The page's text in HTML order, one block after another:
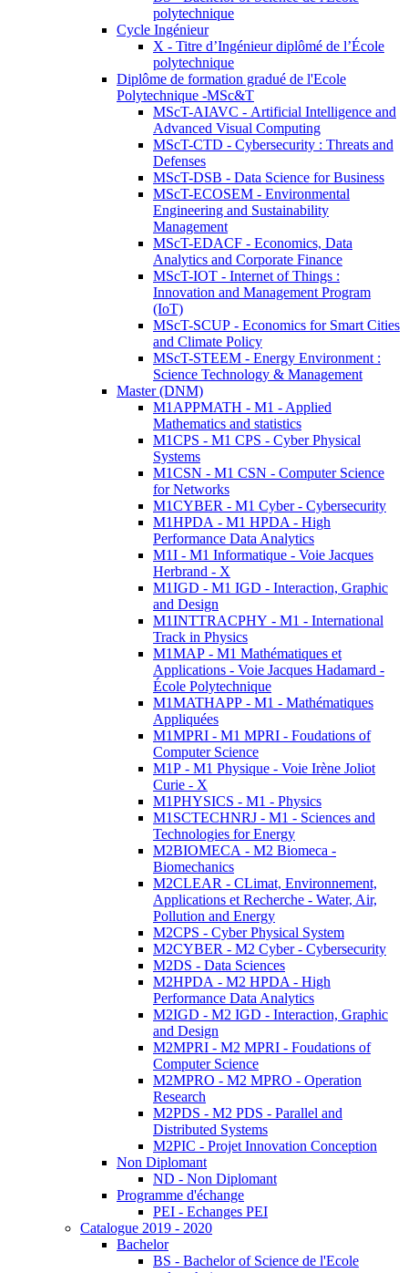
polytechnique
Cycle Ingénieur
X - Titre d’Ingénieur diplômé de l’École
polytechnique
Diplôme de formation gradué de l'Ecole
Polytechnique -MSc&T
MScT-AIAVC - Artificial Intelligence and
Advanced Visual Computing
MScT-CTD - Cybersecurity : Threats and
Defenses
MScT-DSB - Data Science for Business
MScT-ECOSEM - Environmental
Engineering and Sustainability
Management
MScT-EDACF - Economics, Data
Analytics and Corporate Finance
MScT-IOT - Internet of Things :
Innovation and Management Program
(IoT)
MScT-SCUP - Economics for Smart Cities
and Climate Policy
MScT-STEEM - Energy Environment :
Science Technology & Management
Master (DNM)
M1APPMATH - M1 - Applied
Mathematics and statistics
M1CPS - M1 CPS - Cyber Physical
Systems
M1CSN - M1 CSN - Computer Science
for Networks
M1CYBER - M1 Cyber - Cybersecurity
M1HPDA - M1 HPDA - High
Performance Data Analytics
M1I - M1 Informatique - Voie Jacques
Herbrand - X
M1IGD - M1 IGD - Interaction, Graphic
and Design
M1INTTRACPHY - M1 - International
Track in Physics
M1MAP - M1 Mathématiques et
Applications - Voie Jacques Hadamard -
École Polytechnique
M1MATHAPP - M1 - Mathématiques
Appliquées
M1MPRI - M1 MPRI - Foudations of
Computer Science
M1P - M1 Physique - Voie Irène Joliot
Curie - X
M1PHYSICS - M1 - Physics
M1SCTECHNRJ - M1 - Sciences and
Technologies for Energy
M2BIOMECA - M2 Biomeca -
Biomechanics
M2CLEAR - CLimat, Environnement,
Applications et Recherche - Water, Air,
Pollution and Energy
M2CPS - Cyber Physical System
M2CYBER - M2 Cyber - Cybersecurity
M2DS - Data Sciences
M2HPDA - M2 HPDA - High
Performance Data Analytics
M2IGD - M2 IGD - Interaction, Graphic
and Design
M2MPRI - M2 MPRI - Foudations of
Computer Science
M2MPRO - M2 MPRO - Operation
Research
M2PDS - M2 PDS - Parallel and
Distributed Systems
M2PIC - Projet Innovation Conception
Non Diplomant
ND - Non Diplomant
Programme d'échange
PEI - Echanges PEI
Catalogue 2019 - 2020
Bachelor
BS - Bachelor of Science de l'Ecole